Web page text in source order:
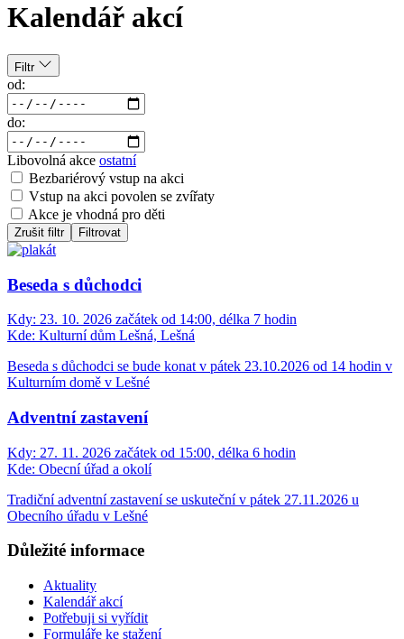
Kalendář akcí
Filtr
od:
do:
Libovolná akce ostatní
Bezbariérový vstup na akci
Vstup na akci povolen se zvířaty
Akce je vhodná pro děti
Zrušit filtr Filtrovat
Beseda s důchodci
Kdy: 23. 10. 2026 začátek od 14:00, délka 7 hodin
Kde: Kulturní dům Lešná, Lešná
Beseda s důchodci se bude konat v pátek 23.10.2026 od 14 hodin v
Kulturním domě v Lešné
Adventní zastavení
Kdy: 27. 11. 2026 začátek od 15:00, délka 6 hodin
Kde: Obecní úřad a okolí
Tradiční adventní zastavení se uskuteční v pátek 27.11.2026 u
Obecního úřadu v Lešné
Důležité informace
Aktuality
Kalendář akcí
Potřebuji si vyřídit
Formuláře ke stažení